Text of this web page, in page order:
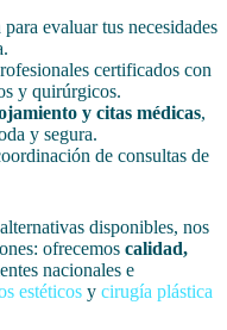
evaluar tus necesidades
certificados con
y quirúrgicos.
y citas médicas,
y segura.
de consultas de
disponibles, nos
ofrecemos calidad,
nacionales e
estéticos y cirugía plástica